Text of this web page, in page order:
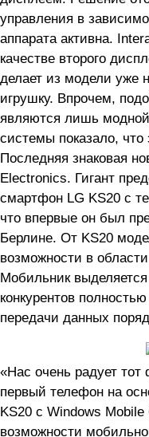
управления в
аппарата активна.
качестве второго
делает из модели уже
игрушку. Впрочем,
являются лишь
системы показало,
Последняя знаковая
Electronics. Гигант
смартфон LG KS20 с
что впервые он был
Берлине. От KS20
возможности в
Мобильник
конкурентов
передачи данных
«Нас очень радует тот
первый телефон на
KS20 с Windows Mobile
возможности